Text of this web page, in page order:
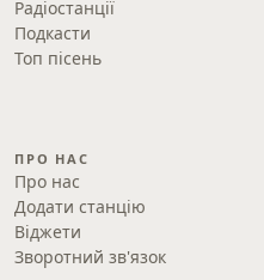
Радіостанції
Подкасти
Топ пісень
ПРО НАС
Про нас
Додати станцію
Віджети
Зворотний зв'язок